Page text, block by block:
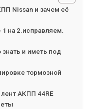
Nissan и зачем её
на 2.исправляем.
знать и иметь под
тормозной
АКПП 44RE